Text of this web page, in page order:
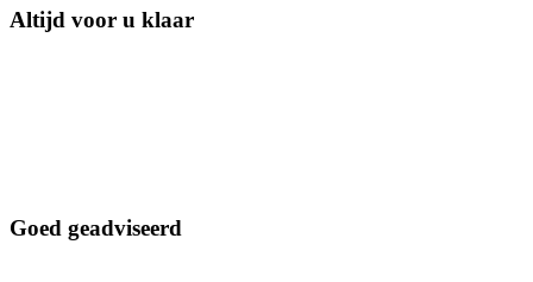
Altijd voor u klaar
Goed geadviseerd